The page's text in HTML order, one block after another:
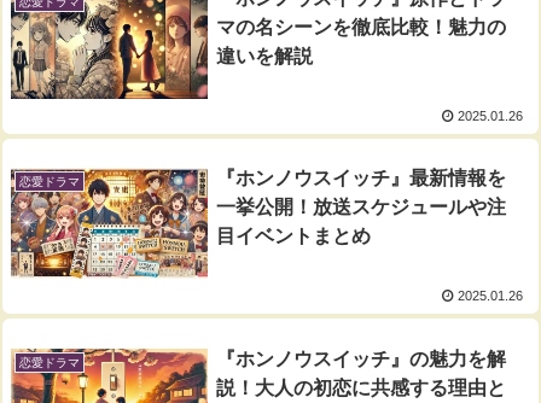
マの名シーンを徹底比較！魅力の
違いを解説
2025.01.26
恋愛ドラマ
『ホンノウスイッチ』最新情報を
一挙公開！放送スケジュールや注
目イベントまとめ
2025.01.26
恋愛ドラマ
『ホンノウスイッチ』の魅力を解
説！大人の初恋に共感する理由と